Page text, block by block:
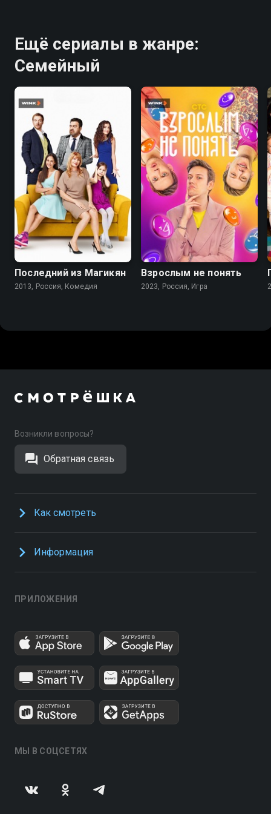
Ещё сериалы в жанре:
Семейный
7.4 5.1
Последний из Магикян
2013, Россия, Комедия
8.1
Взрослым не понять
2023, Россия, Игра
Возникли вопросы?
Обратная связь
Как смотреть
Информация
ПРИЛОЖЕНИЯ
МЫ В СОЦСЕТЯХ